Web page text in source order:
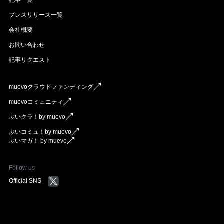
プレスリリース一覧
会社概要
お問い合わせ
記事リクエスト
muevoクラウドファンディング
muevoコミュニティ
ぶいクラ！by muevo
ぶいコミュ！by muevo
ぶいマガ！ by muevo
Follow us
Official SNS